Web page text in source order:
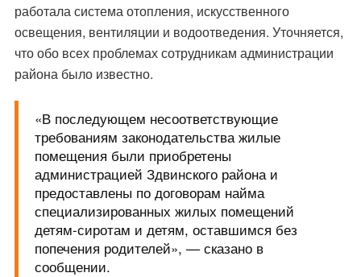
работала система отопления, искусственного
освещения, вентиляции и водоотведения. Уточняется,
что обо всех проблемах сотрудникам администрации
района было известно.
«В последующем несоответствующие
требованиям законодательства жилые
помещения были приобретены
администрацией Здвинского района и
предоставлены по договорам найма
специализированных жилых помещений
детям-сиротам и детям, оставшимся без
попечения родителей», — сказано в
сообщении.